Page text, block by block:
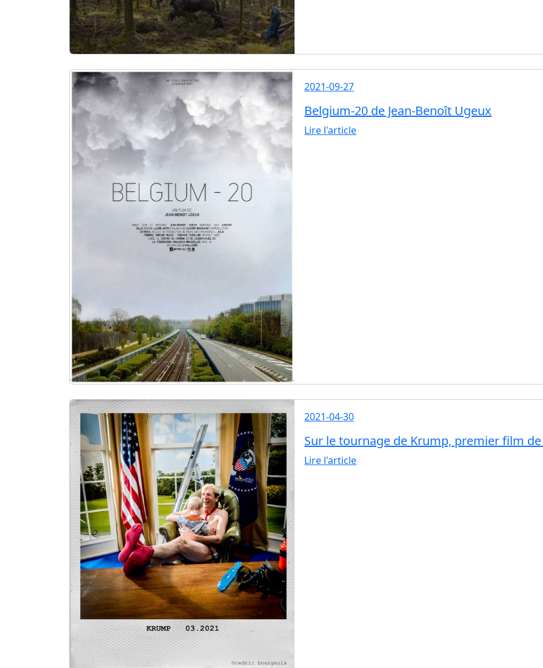
2021-09-27
Belgium-20 de Jean-Benoît Ugeux
Lire l'article
2021-04-30
Sur le tournage de Krump, premier film
Lire l'article